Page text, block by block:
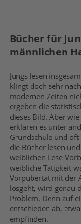
Bücher für
männlichen
Jungs lesen
klingt doch sehr
modernen Zeiten
ergeben die
dieses Bild. Aber
erklären es unter
Grundschule und oft
die Bücher lesen
weiblichen Lese-
weibliche Tätigkeit
Vorpubertät mit der
losgeht, wird genau
Problem. Denn auf
entschieden ab,
empfinden.